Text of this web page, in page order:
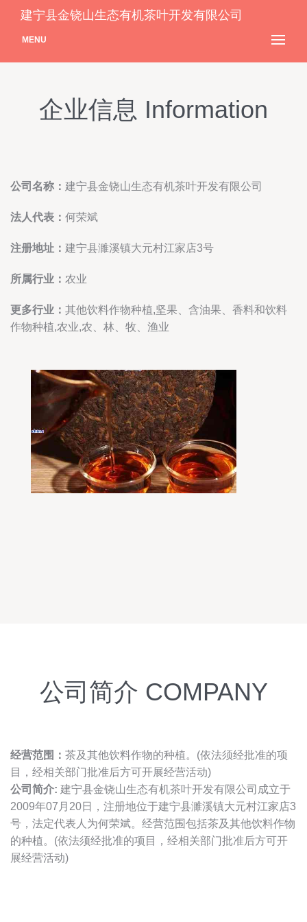
建宁县金铙山生态有机茶叶开发有限公司
MENU
企业信息 Information
公司名称： 建宁县金铙山生态有机茶叶开发有限公司
法人代表： 何荣斌
注册地址： 建宁县濉溪镇大元村江家店3号
所属行业： 农业
更多行业： 其他饮料作物种植,坚果、含油果、香料和饮料
作物种植,农业,农、林、牧、渔业
公司简介 COMPANY
经营范围： 茶及其他饮料作物的种植。(依法须经批准的项
目，经相关部门批准后方可开展经营活动)
公司简介: 建宁县金铙山生态有机茶叶开发有限公司成立于
2009年07月20日，注册地位于建宁县濉溪镇大元村江家店3
号，法定代表人为何荣斌。经营范围包括茶及其他饮料作物
的种植。(依法须经批准的项目，经相关部门批准后方可开
展经营活动)